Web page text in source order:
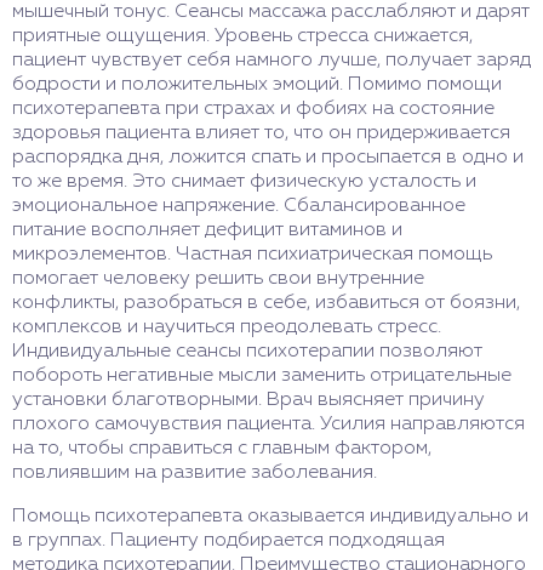
мышечный тонус. Сеансы массажа расслабляют и дарят
приятные ощущения. Уровень стресса снижается,
пациент чувствует себя намного лучше, получает заряд
бодрости и положительных эмоций. Помимо помощи
психотерапевта при страхах и фобиях на состояние
здоровья пациента влияет то, что он придерживается
распорядка дня, ложится спать и просыпается в одно и
то же время. Это снимает физическую усталость и
эмоциональное напряжение. Сбалансированное
питание восполняет дефицит витаминов и
микроэлементов. Частная психиатрическая помощь
помогает человеку решить свои внутренние
конфликты, разобраться в себе, избавиться от боязни,
комплексов и научиться преодолевать стресс.
Индивидуальные сеансы психотерапии позволяют
побороть негативные мысли заменить отрицательные
установки благотворными. Врач выясняет причину
плохого самочувствия пациента. Усилия направляются
на то, чтобы справиться с главным фактором,
повлиявшим на развитие заболевания.
Помощь психотерапевта оказывается индивидуально и
в группах. Пациенту подбирается подходящая
методика психотерапии. Преимущество стационарного